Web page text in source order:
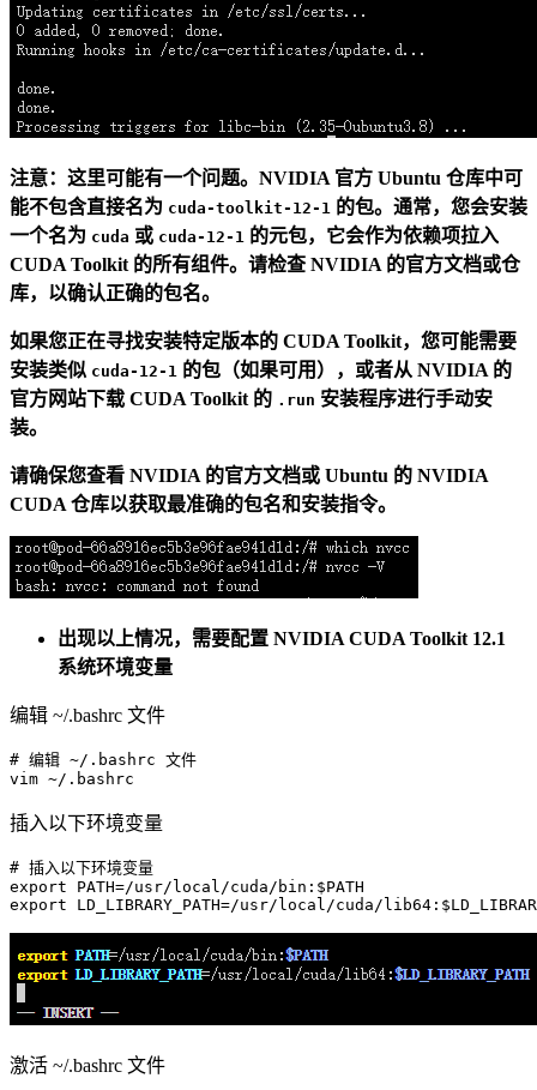
注意：这里可能有一个问题。NVIDIA 官方 Ubuntu 仓库中可
能不包含直接名为 cuda-toolkit-12-1 的包。通常，您会安装
一个名为 cuda 或 cuda-12-1 的元包，它会作为依赖项拉入
CUDA Toolkit 的所有组件。请检查 NVIDIA 的官方文档或仓
库，以确认正确的包名。
如果您正在寻找安装特定版本的 CUDA Toolkit，您可能需要
安装类似 cuda-12-1 的包（如果可用），或者从 NVIDIA 的
官方网站下载 CUDA Toolkit 的 .run 安装程序进行手动安
装。
请确保您查看 NVIDIA 的官方文档或 Ubuntu 的 NVIDIA
CUDA 仓库以获取最准确的包名和安装指令。
出现以上情况，需要配置 NVIDIA CUDA Toolkit 12.1
系统环境变量
编辑 ~/.bashrc 文件
# 编辑 ~/.bashrc 文件
vim
插入以下环境变量
# 插入以下环境变量
export PATH=/usr/ local/cuda/bin: $PATH
export LD_LIBRARY_PATH=/usr/ local/cuda/lib64:
激活 ~/.bashrc 文件